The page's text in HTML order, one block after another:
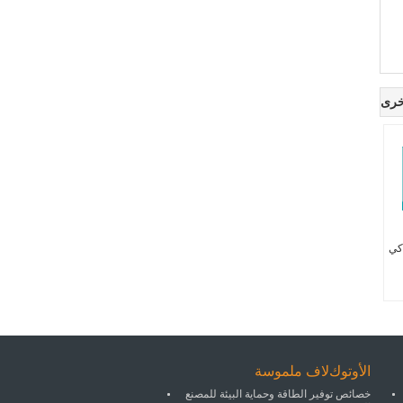
اﻷوتوكﻻف ملموسة
خصائص توفير الطاقة وحماية البيئة للمصنع